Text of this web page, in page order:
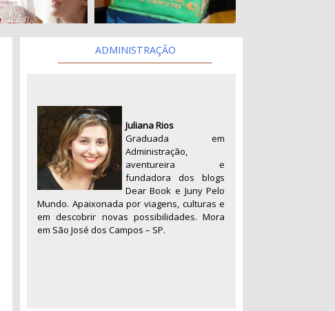
ADMINISTRAÇÃO
Juliana Rios
Graduada em
Administração,
aventureira e
fundadora dos blogs
Dear Book e Juny Pelo
Mundo. Apaixonada por viagens, culturas e
em descobrir novas possibilidades. Mora
em São José dos Campos – SP.